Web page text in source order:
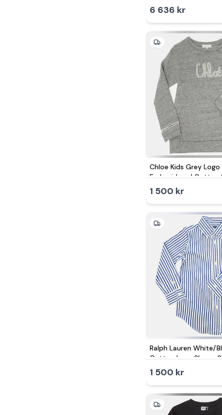
6 636 kr
Chloe Kids Grey Logo
Embroidered Cotton
Set 6 Yrs
1 500 kr
Ralph Lauren White/
Cotton Long Sleeve
1 500 kr